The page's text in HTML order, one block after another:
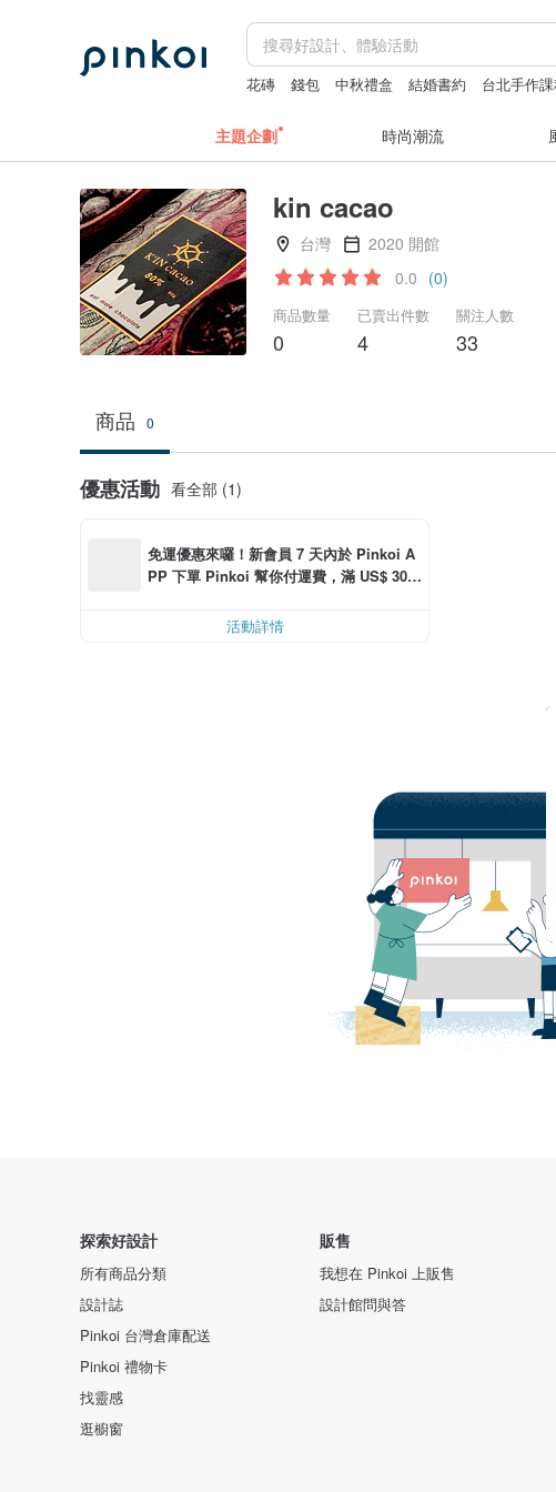
花磚 錢包 中秋禮盒 結婚書約 台北手作
主題企劃 時尚潮流
kin cacao
台灣
2020 開館
0.0 (0)
商品數量
0
已賣出件數
4
關注人數
33
商品 0
優惠活動 看全部 (1)
免運優惠來囉！新會員 7 天內於 Pinkoi A
PP 下單 Pinkoi 幫你付運費，滿 US$ 30.0
活動詳情
探索好設計
所有商品分類
設計誌
Pinkoi 台灣倉庫配送
Pinkoi 禮物卡
找靈感
逛櫥窗
販售
我想在 Pinkoi 上販售
設計館問與答